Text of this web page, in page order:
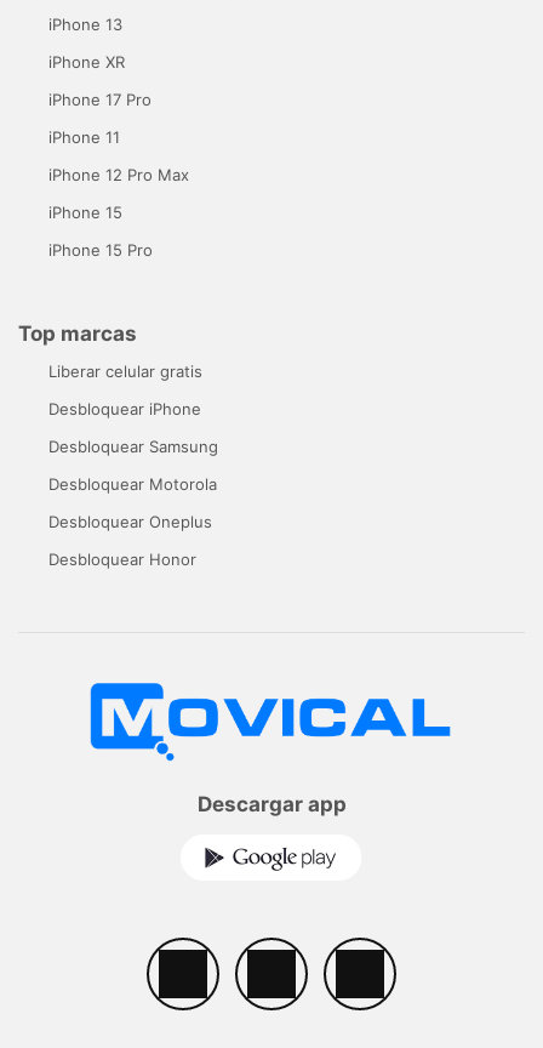
iPhone 13
iPhone XR
iPhone 17 Pro
iPhone 11
iPhone 12 Pro Max
iPhone 15
iPhone 15 Pro
Top marcas
Liberar celular gratis
Desbloquear iPhone
Desbloquear Samsung
Desbloquear Motorola
Desbloquear Oneplus
Desbloquear Honor
Descargar app